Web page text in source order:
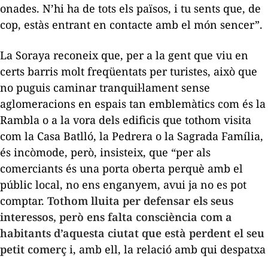
onades. N’hi ha de tots els països, i tu sents que, de
cop, estàs entrant en contacte amb el món sencer”.
La Soraya reconeix que, per a la gent que viu en
certs barris molt freqüentats per turistes, això que
no puguis caminar tranquil·lament sense
aglomeracions en espais tan emblemàtics com és la
Rambla o a la vora dels edificis que tothom visita
com la Casa Batlló, la Pedrera o la Sagrada Família,
és incòmode, però, insisteix, que “per als
comerciants és una porta oberta perquè amb el
públic local, no ens enganyem, avui ja no es pot
comptar. Tothom lluita per defensar els seus
interessos, però ens falta consciència com a
habitants d’aquesta ciutat que està perdent el seu
petit comerç i, amb ell, la relació amb qui despatxa